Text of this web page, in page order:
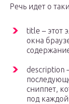
Речь идет о
title – этот
окна
description
сниппет,
под